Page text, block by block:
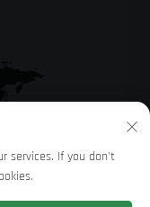
services. If you don't